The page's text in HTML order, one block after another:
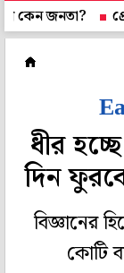
ধীর
দিন
বিজ্ঞানের
কোটি